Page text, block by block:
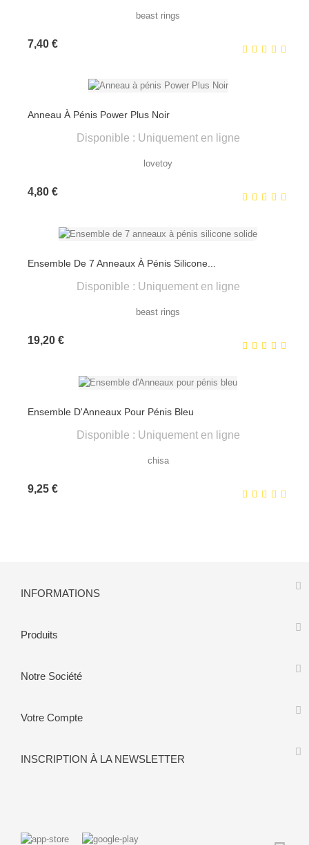
beast rings
7,40 €Prix
Anneau À Pénis Power Plus Noir
Disponible : Uniquement en ligne
lovetoy
4,80 €Prix
Ensemble De 7 Anneaux À Pénis Silicone...
Disponible : Uniquement en ligne
beast rings
19,20 €Prix
Ensemble D'Anneaux Pour Pénis Bleu
Disponible : Uniquement en ligne
chisa
9,25 €Prix
INFORMATIONS
Produits
Notre Société
Votre Compte
INSCRIPTION À LA NEWSLETTER